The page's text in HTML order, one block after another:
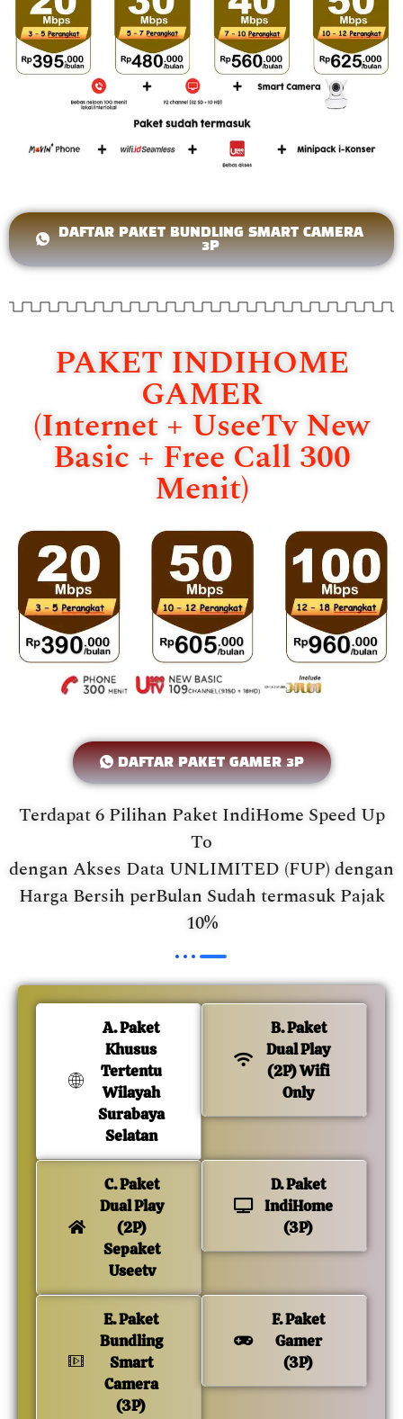
DAFTAR PAKET BUNDLING SMART CAMERA
3P
PAKET INDIHOME
GAMER
(Internet + UseeTv New
Basic + Free Call 300
Menit)
DAFTAR PAKET GAMER 3P
Terdapat 6 Pilihan Paket IndiHome Speed Up
To
dengan Akses Data UNLIMITED (FUP) dengan
Harga Bersih perBulan Sudah termasuk Pajak
10%
A. Paket
Khusus
Tertentu
Wilayah
Surabaya
Selatan
B. Paket
Dual Play
(2P) Wifi
Only
C. Paket
Dual Play
(2P)
Sepaket
Useetv
D. Paket
IndiHome
(3P)
E. Paket
Bundling
Smart
Camera
(3P)
F. Paket
Gamer
(3P)